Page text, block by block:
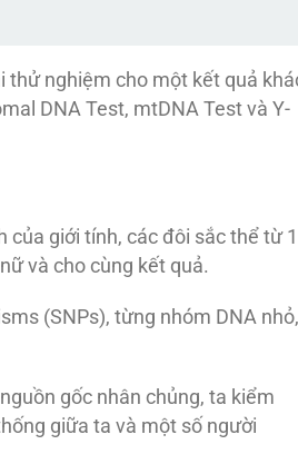
thử nghiệm cho một kết quả
DNA Test, mtDNA Test và Y-
của giới tính, các đôi sắc thể từ
và cho cùng kết quả.
(SNPs), từng nhóm DNA nhỏ,
gốc nhân chủng, ta kiểm
giữa ta và một số người